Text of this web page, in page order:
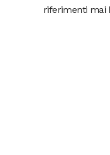
riferimenti mai